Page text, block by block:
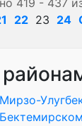
419 - 437
22 23 24